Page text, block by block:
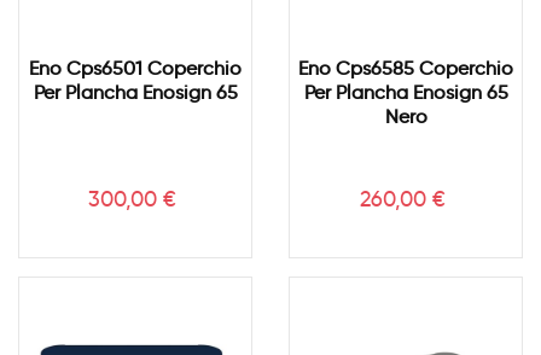
Eno Cps6501 Coperchio
Per Plancha Enosign 65
Prezzo
300,00 €
Eno Cps6585 Coperchio
Per Plancha Enosign 65
Nero
Prezzo
260,00 €